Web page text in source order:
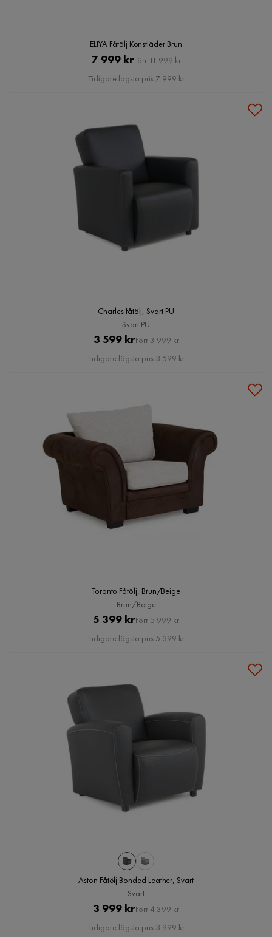
ELIYA Fåtölj Konstläder Brun
Pris
7 999 krOriginal
Pris
Förr 11 999 kr
Tidigare lägsta pris 7 999 kr
Charles fåtölj, Svart PU
Svart PU
Pris
3 599 krOriginal
Pris
Förr 3 999 kr
Tidigare lägsta pris 3 599 kr
Toronto Fåtölj, Brun/Beige
Brun/Beige
Pris
5 399 krOriginal
Pris
Förr 5 999 kr
Tidigare lägsta pris 5 399 kr
Aston Fåtölj Bonded Leather, Svart
Svart
Pris
3 999 krOriginal
Pris
Förr 4 399 kr
Tidigare lägsta pris 3 999 kr